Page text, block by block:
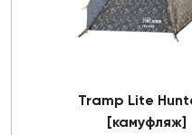
Tramp Lite
[камуфляж]